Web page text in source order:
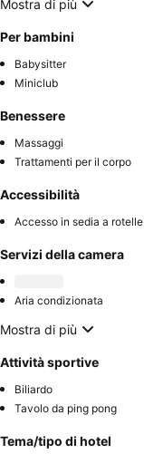
Mostra di più
Per bambini
Babysitter
Miniclub
Benessere
Massaggi
Trattamenti per il corpo
Accessibilità
Accesso in sedia a rotelle
Servizi della camera
Aria condizionata
Mostra di più
Attività sportive
Biliardo
Tavolo da ping pong
Tema/tipo di hotel